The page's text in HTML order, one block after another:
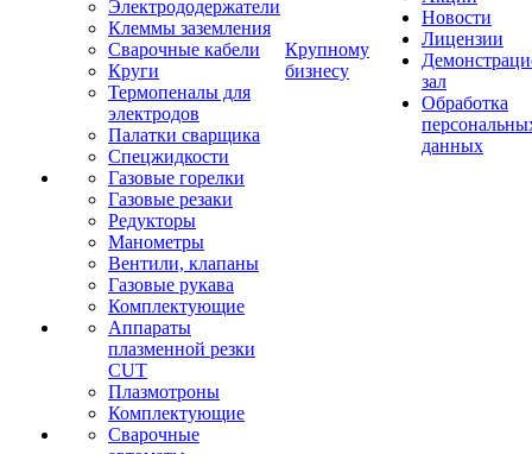
Электрододержатели
Клеммы заземления
Сварочные кабели
Круги
Термопеналы для
электродов
Палатки сварщика
Спецжидкости
Газовые горелки
Газовые резаки
Редукторы
Манометры
Вентили, клапаны
Газовые рукава
Комплектующие
Аппараты
плазменной резки
CUT
Плазмотроны
Комплектующие
Сварочные
Крупному
бизнесу
Новости
Лицензии
зал
Обработка
данных